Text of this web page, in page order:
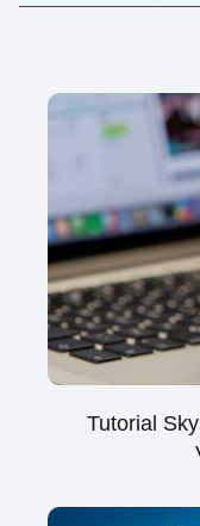
Tutorial